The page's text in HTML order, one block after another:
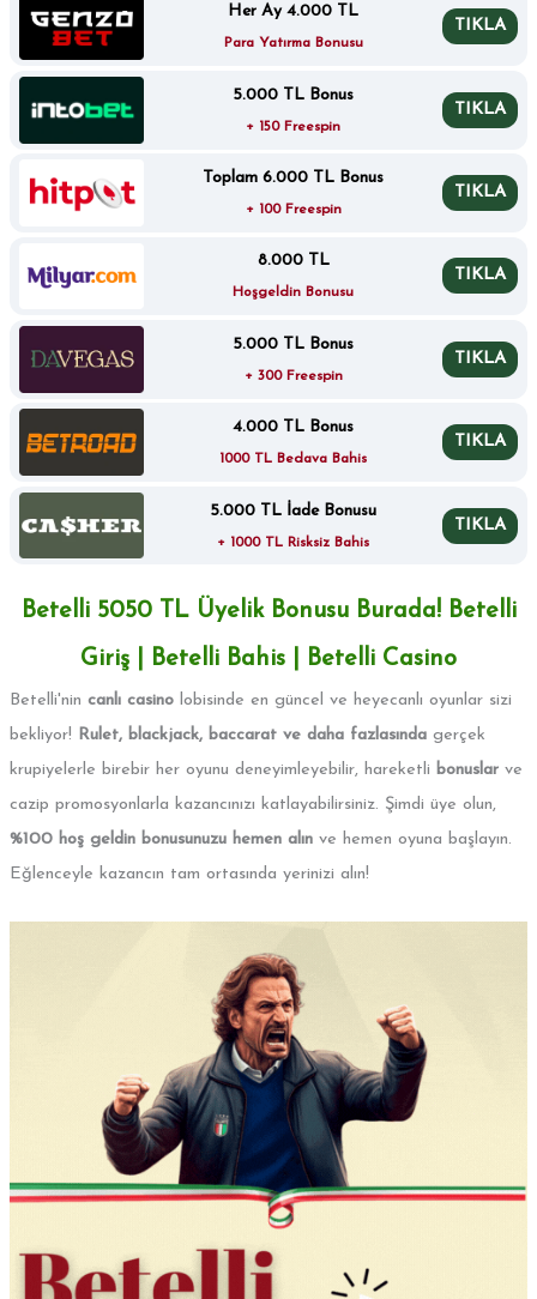
Her Ay 4.000 TL
Para Yatırma Bonusu
TIKLA
5.000 TL Bonus
+ 150 Freespin
TIKLA
Toplam 6.000 TL Bonus
+ 100 Freespin
TIKLA
8.000 TL
Hoşgeldin Bonusu
TIKLA
5.000 TL Bonus
+ 300 Freespin
TIKLA
4.000 TL Bonus
1000 TL Bedava Bahis
TIKLA
5.000 TL İade Bonusu
+ 1000 TL Risksiz Bahis
TIKLA
Betelli 5050 TL Üyelik Bonusu Burada! Betelli
Giriş | Betelli Bahis | Betelli Casino
Betelli'nin canlı casinolobisinde en güncel ve heyecanlı oyunlar sizi
bekliyor! Rulet, blackjack, baccarat ve daha fazlasındagerçek
krupiyelerle birebir her oyunu deneyimleyebilir, hareketli bonuslarve
cazip promosyonlarla kazancınızı katlayabilirsiniz. Şimdi üye olun,
%100 hoş geldin bonusunuzu hemen alınve hemen oyuna başlayın.
Eğlenceyle kazancın tam ortasında yerinizi alın!